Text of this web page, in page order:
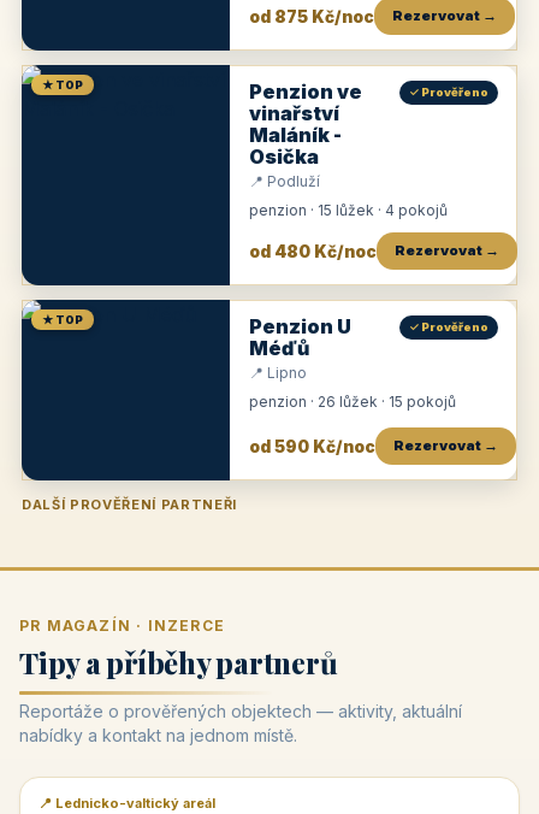
od 875 Kč/noc Rezervovat →
★ TOP
Penzion ve
vinařství
Maláník -
Osička
✓ Prověřeno
📍 Podluží
penzion · 15 lůžek · 4 pokojů
od 480 Kč/noc Rezervovat →
★ TOP
Penzion U
Méďů
✓ Prověřeno
📍 Lipno
penzion · 26 lůžek · 15 pokojů
od 590 Kč/noc Rezervovat →
DALŠÍ PROVĚŘENÍ PARTNEŘI
Penzion U Zámku Pension Faber
PR MAGAZÍN · INZERCE
Tipy a příběhy partnerů
Reportáže o prověřených objektech — aktivity, aktuální
nabídky a kontakt na jednom místě.
📰 PR článek
📍 Lednicko-valtický areál